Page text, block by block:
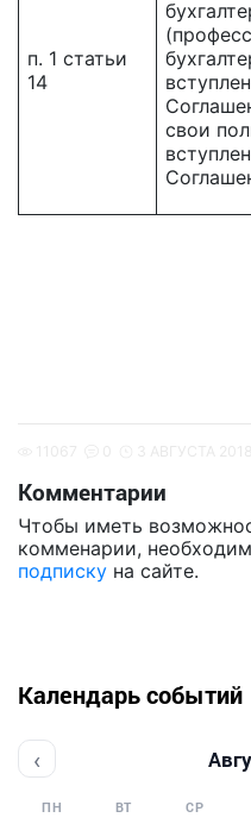
п. 1 статьи
14
свои
Комментарии
Чтобы иметь
комменарии,
подписку на сайте.
Календарь событий
‹
ПН ВТ СР